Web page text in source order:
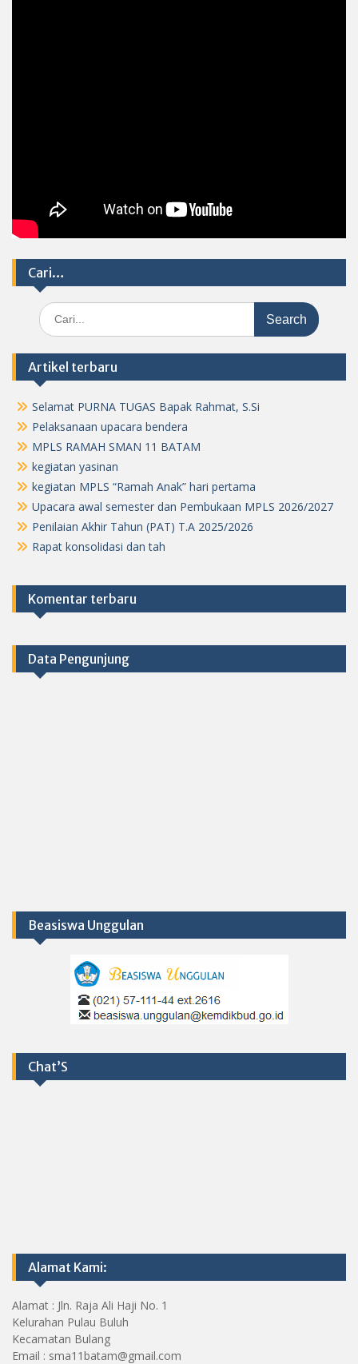
Cari…
Search
for:
Artikel terbaru
Selamat PURNA TUGAS Bapak Rahmat, S.Si
Pelaksanaan upacara bendera
MPLS RAMAH SMAN 11 BATAM
kegiatan yasinan
kegiatan MPLS “Ramah Anak” hari pertama
Upacara awal semester dan Pembukaan MPLS 2026/2027
Penilaian Akhir Tahun (PAT) T.A 2025/2026
Rapat konsolidasi dan tah
Komentar terbaru
Data Pengunjung
Beasiswa Unggulan
Chat’S
Alamat Kami:
Alamat : Jln. Raja Ali Haji No. 1
Kelurahan Pulau Buluh
Kecamatan Bulang
Email : sma11batam@gmail.com